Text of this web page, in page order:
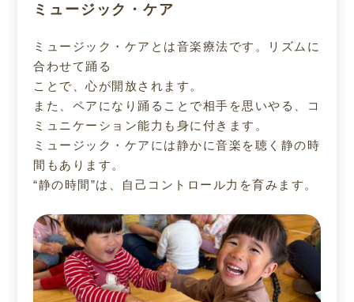
ミュージック・ケア
ミュージック・ケアとは音楽療法です。リズムに
合わせて踊る
ことで、心が開放されます。
また、ペアになり踊ることで相手を思いやる、コ
ミュニケーション能力も身に付きます。
ミュージック・ケアには静かに音楽を聴く静の時
間もあります。
“静の時間”は、自己コントロール力を育みます。